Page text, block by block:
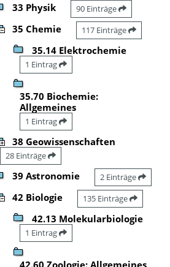
33 Physik 90 Einträge
35 Chemie 117 Einträge
35.14 Elektrochemie
1 Eintrag
35.70 Biochemie:
Allgemeines
1 Eintrag
38 Geowissenschaften
28 Einträge
39 Astronomie 2 Einträge
42 Biologie 135 Einträge
42.13 Molekularbiologie
1 Eintrag
42.60 Zoologie: Allgemeines